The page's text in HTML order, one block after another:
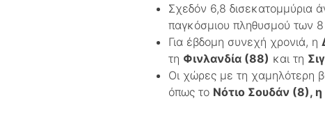
Σχεδόν 6,8 δισεκατομμύρια
παγκόσμιου πληθυσμού των 8
Για έβδομη συνεχή χρονιά, η
τη Φινλανδία (88) και τη
Οι χώρες με τη χαμηλότερη
όπως το Νότιο Σουδάν (8),